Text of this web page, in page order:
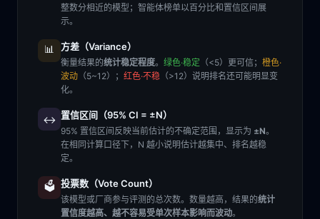
整数分相近的模型；智能体榜单以百分比和置信区间展
示。
📊 方差（Variance）
衡量结果的统计稳定程度。 绿色·稳定 （<5）更可信； 橙色·
波动 （5~12）； 红色·不稳 （>12）说明排名还可能明显变
化。
↔️ 置信区间（95% CI = ±N）
95% 置信区间反映当前估计的不确定范围，显示为 ±N。
在相同计算口径下，N 越小说明估计越集中、排名越稳
定。
🗳️ 投票数（Vote Count）
该模型或厂商参与评测的总次数。数量越高，结果的统计
置信度越高、越不容易受单次样本影响而波动。